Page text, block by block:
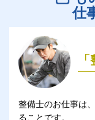
仕
整備士のお仕事は
ることです。